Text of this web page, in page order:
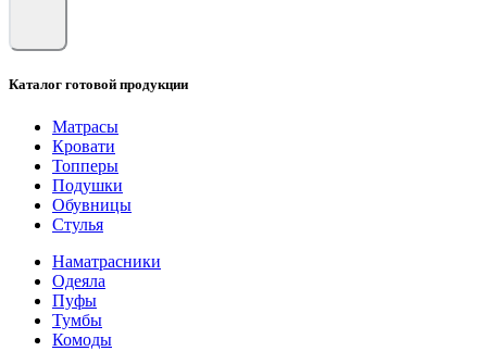
Каталог готовой продукции
Матрасы
Кровати
Топперы
Подушки
Обувницы
Стулья
Наматрасники
Одеяла
Пуфы
Тумбы
Комоды